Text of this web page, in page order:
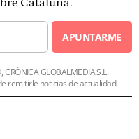
APUNTARME
GLOBALMEDIA S.L.
remitirle noticias de actualidad.